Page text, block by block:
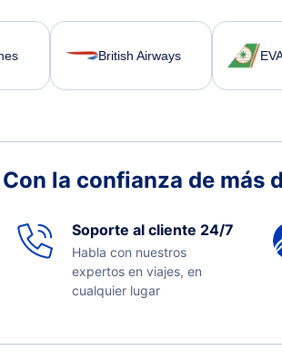
British Airways
Con la confianza de más
Soporte al cliente 24/7
Habla con nuestros
expertos en viajes, en
cualquier lugar